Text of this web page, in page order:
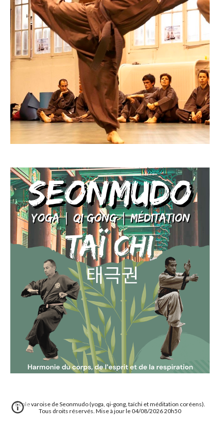
École varoise de Seonmudo (yoga, qi-gong, taïchi et méditation coréens).
Tous droits réservés. Mise à jour le 04/08/2026 20h50